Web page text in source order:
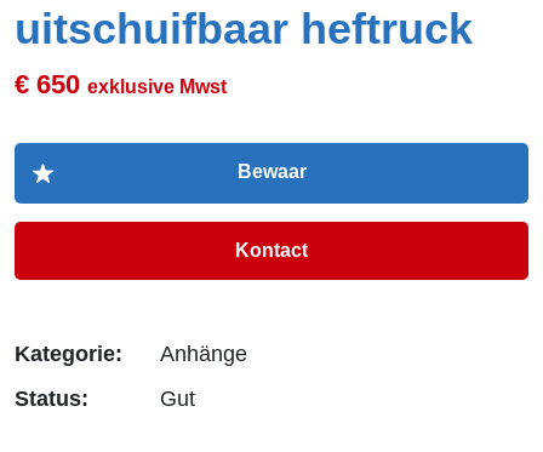
uitschuifbaar heftruck
€ 650 exklusive Mwst
Kontact
Kategorie:
Anhänge
Status:
Gut